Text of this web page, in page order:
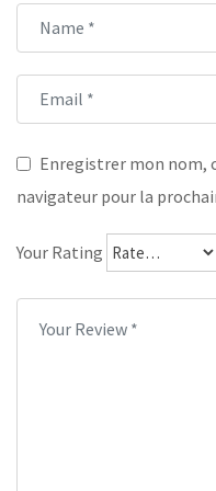
Enregistrer mon nom,
navigateur pour la
Your Rating